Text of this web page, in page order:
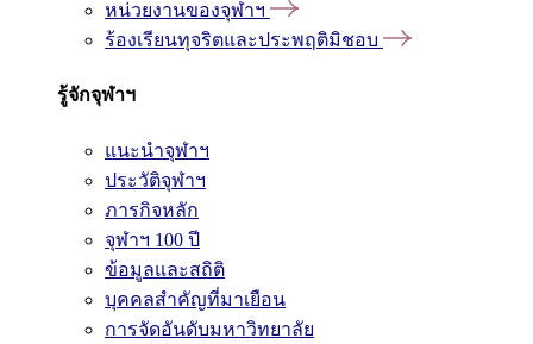
หน่วยงานของจุฬาฯ
ร้องเรียนทุจริตและประพฤติมิชอบ
รู้จักจุฬาฯ
แนะนำจุฬาฯ
ประวัติจุฬาฯ
ภารกิจหลัก
จุฬาฯ 100 ปี
ข้อมูลและสถิติ
บุคคลสำคัญที่มาเยือน
การจัดอันดับมหาวิทยาลัย